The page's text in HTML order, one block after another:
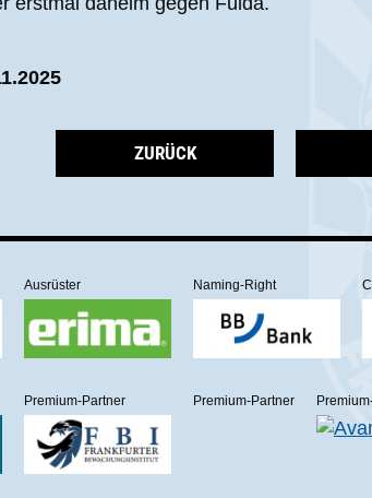
ZURÜCK
Ausrüster Naming-Right
Premium-Partner Premium-Partner